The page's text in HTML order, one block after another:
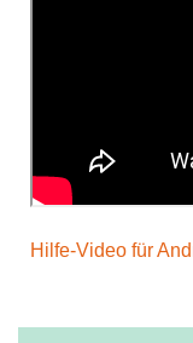
Hilfe-Video für